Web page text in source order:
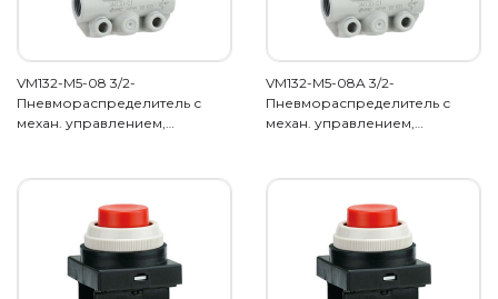
VM132-M5-08 3/2-
Пневмораспределитель с
механ. управлением,…
VM132-M5-08A 3/2-
Пневмораспределитель с
механ. управлением,…